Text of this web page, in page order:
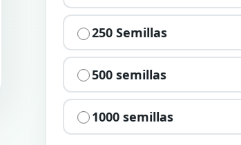
250 Semillas
500 semillas
1000 semillas